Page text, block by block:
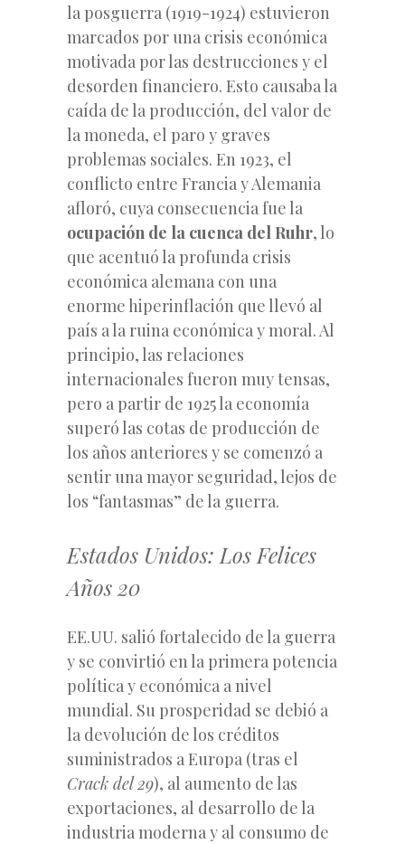
la posguerra (1919-1924) estuvieron
marcados por una crisis económica
motivada por las destrucciones y el
desorden financiero. Esto causaba la
caída de la producción, del valor de
la moneda, el paro y graves
problemas sociales. En 1923, el
conflicto entre Francia y Alemania
afloró, cuya consecuencia fue la
ocupación de la cuenca del Ruhr, lo
que acentuó la profunda crisis
económica alemana con una
enorme hiperinflación que llevó al
país a la ruina económica y moral. Al
principio, las relaciones
internacionales fueron muy tensas,
pero a partir de 1925 la economía
superó las cotas de producción de
los años anteriores y se comenzó a
sentir una mayor seguridad, lejos de
los “fantasmas” de la guerra.
Estados Unidos: Los Felices
Años 20
EE.UU. salió fortalecido de la guerra
y se convirtió en la primera potencia
política y económica a nivel
mundial. Su prosperidad se debió a
la devolución de los créditos
suministrados a Europa (tras el
Crack del 29), al aumento de las
exportaciones, al desarrollo de la
industria moderna y al consumo de